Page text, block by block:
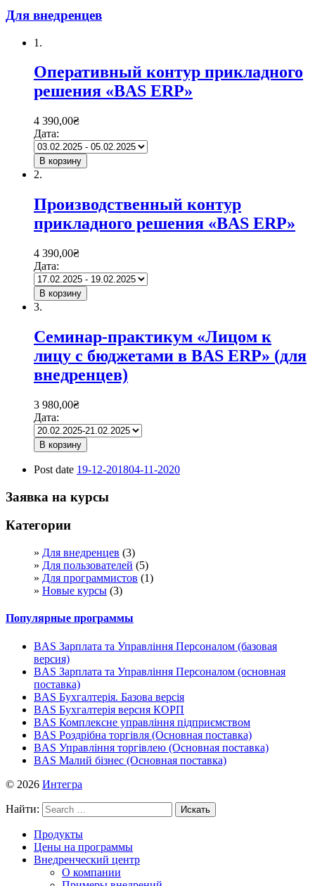
Для внедренцев
1.
Оперативный контур прикладного
решения «BAS ERP»
4 390,00₴
Дата:
В корзину
2.
Производственный контур
прикладного решения «BAS ERP»
4 390,00₴
Дата:
В корзину
3.
Семинар-практикум «Лицом к
лицу с бюджетами в BAS ERP» (для
внедренцев)
3 980,00₴
Дата:
В корзину
Post date 19-12-201804-11-2020
Заявка на курсы
Категории
Для внедренцев (3)
Для пользователей (5)
Для программистов (1)
Новые курсы (3)
Популярные программы
BAS Зарплата та Управління Персоналом (базовая
версия)
BAS Зарплата та Управління Персоналом (основная
поставка)
BAS Бухгалтерія. Базова версія
BAS Бухгалтерія версия КОРП
BAS Комплексне управління підприємством
BAS Роздрібна торгівля (Основная поставка)
BAS Управління торгівлею (Основная поставка)
BAS Малий бізнес (Основная поставка)
© 2026 Интегра
Найти:
Продукты
Цены на программы
Внедренческий центр
О компании